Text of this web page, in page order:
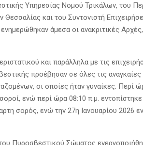
Υπηρεσίας Νομού Τρικάλων, του
και του Συντονιστή
άμεσα οι ανακριτικές
και παράλληλα με τις
προέβησαν σε όλες τις αναγκαίες
οι οποίες ήταν γυναίκες. Περί
ενώ περί ώρα 08:10 π.μ. εντοπίστηκε
σορός, ενώ την 27η Ιανουαρίου 2026
Πυροσβεστικού Σώματος